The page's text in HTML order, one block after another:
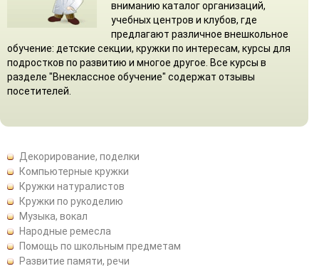
вниманию каталог организаций,
учебных центров и клубов, где
предлагают различное внешкольное
обучение: детские секции, кружки по интересам, курсы для
подростков по развитию и многое другое. Все курсы в
разделе "Внеклассное обучение" содержат отзывы
посетителей.
Декорирование, поделки
Компьютерные кружки
Кружки натуралистов
Кружки по рукоделию
Музыка, вокал
Народные ремесла
Помощь по школьным предметам
Развитие памяти, речи